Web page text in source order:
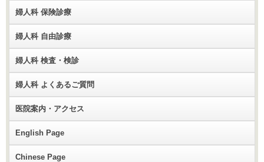
婦人科 保険診療
婦人科 自由診療
婦人科 検査・検診
婦人科 よくあるご質問
医院案内・アクセス
English Page
Chinese Page